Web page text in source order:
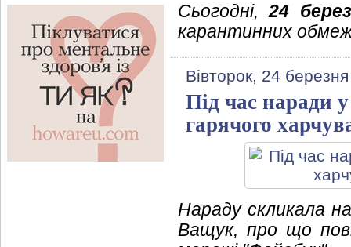
Сьогодні, 24
карантинних
Вівторок, 24
Під час наради
гарячого
Нараду скликала
Ващук, про що